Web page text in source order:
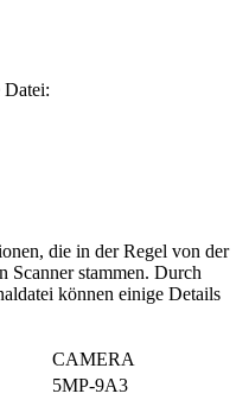
Datei:
die in der Regel von der
Scanner stammen. Durch
können einige Details
CAMERA
5MP-9A3